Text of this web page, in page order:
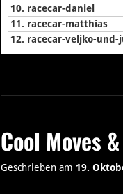
10. racecar-daniel
11. racecar-matthias
12. racecar-veljko-und-
Cool Moves
Geschrieben am19.